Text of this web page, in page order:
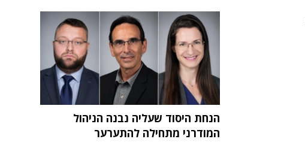
הנחת היסוד שעליה נבנה הניהול
המודרני מתחילה להתערער